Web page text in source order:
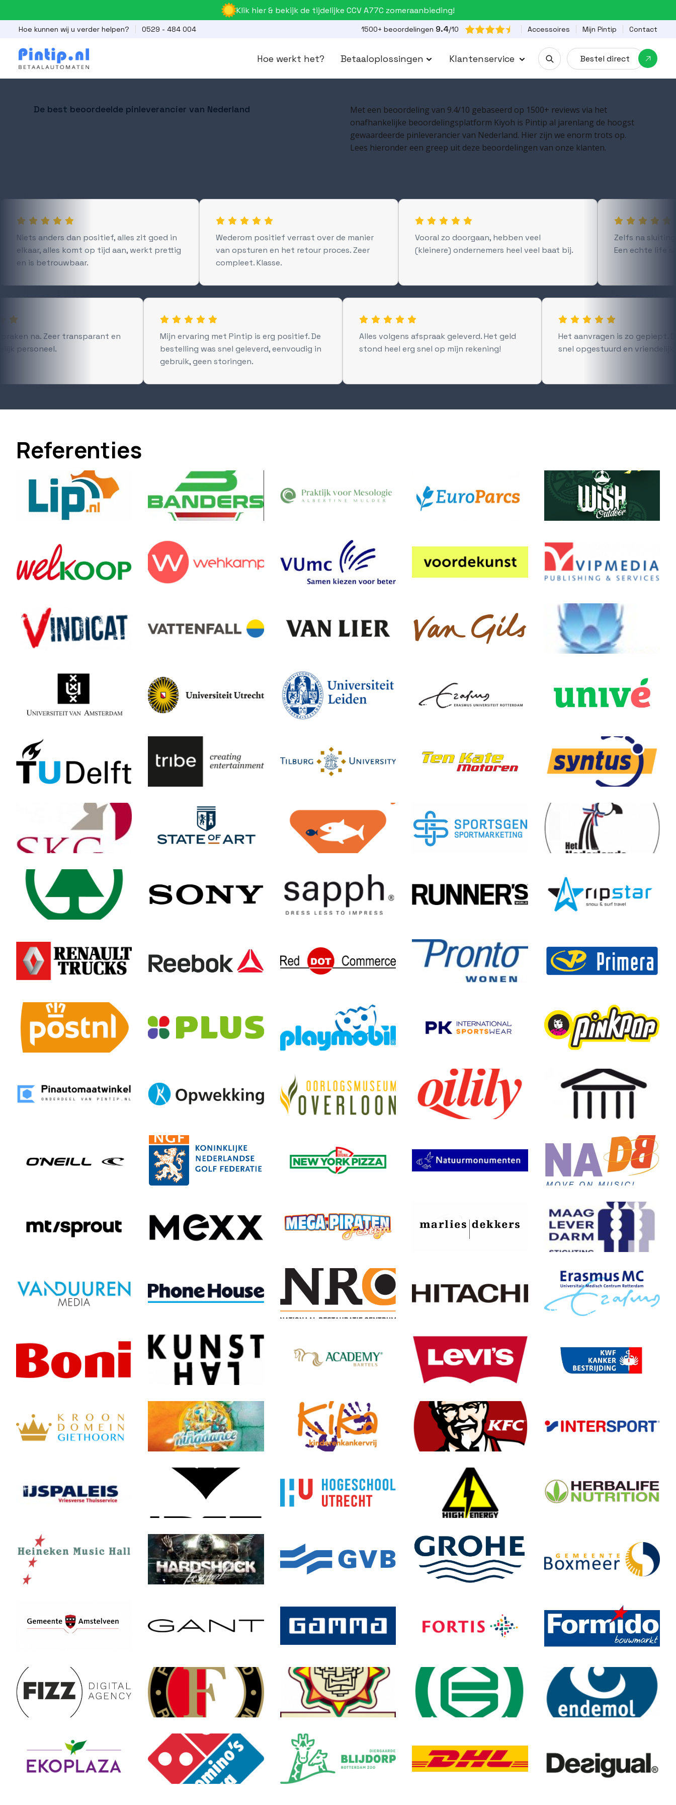
Klik hier & bekijk de tijdelijke CCV A77C zomeraanbieding!
Hoe kunnen wij u verder helpen? 0529 - 484 004 1500+ beoordelingen 9.4/10  Accessoires Mijn Pintip Contact
Hoe werkt het? Betaaloplossingen Klantenservice Bestel direct 
De best beoordeelde pinleverancier van Nederland
Met een beoordeling van 9.4/10 gebaseerd op 1500+ reviews via het
onafhankelijke beoordelingsplatform Kiyoh is Pintip al jarenlang de hoogst
gewaardeerde pinleverancier van Nederland. Hier zijn we enorm trots op.
Lees hieronder een greep uit deze beoordelingen van onze klanten.

Niets anders dan positief, alles zit goed in
elkaar, alles komt op tijd aan, werkt prettig
en is betrouwbaar.

Wederom positief verrast over de manier
van opsturen en het retour proces. Zeer
compleet. Klasse.

Vooral zo doorgaan, hebben veel
(kleinere) ondernemers heel veel baat bij.

Zelfs na
Een echte life
na. Zeer transparant en
personeel.

Mijn ervaring met Pintip is erg positief. De
bestelling was snel geleverd, eenvoudig in
gebruik, geen storingen.

Alles volgens afspraak geleverd. Het geld
stond heel erg snel op mijn rekening!

Het aanvragen is zo gepiept.
snel opgestuurd en
Referenties